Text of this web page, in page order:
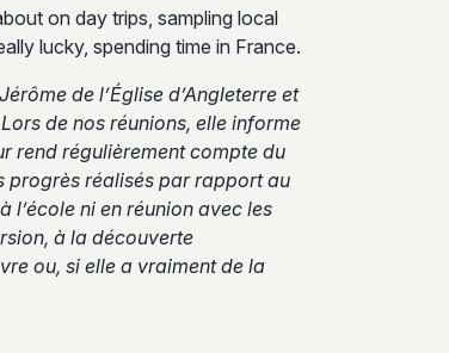
on day trips, sampling local
lucky, spending time in France.
de l’Église d’Angleterre et
de nos réunions, elle informe
rend régulièrement compte du
progrès réalisés par rapport au
l’école ni en réunion avec les
à la découverte
ou, si elle a vraiment de la